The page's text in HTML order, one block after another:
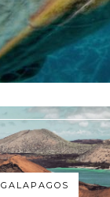
GALAPAGOS